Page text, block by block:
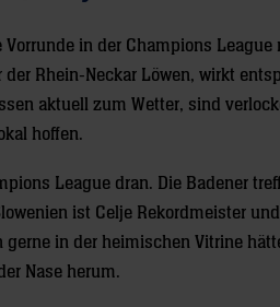
Vorrunde in der Champions
der Rhein-Neckar Löwen, wirkt
aktuell zum Wetter, sind
hoffen.
League dran. Die Badener
ist Celje Rekordmeister
gerne in der heimischen Vitrine
Nase herum.